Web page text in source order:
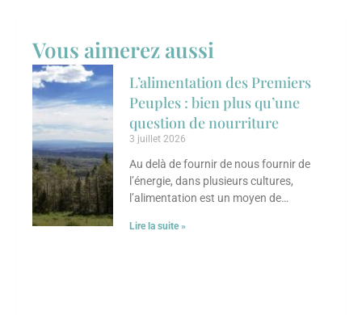
Vous aimerez aussi
L’alimentation des Premiers
Peuples : bien plus qu’une
question de nourriture
3 juillet 2026
Au delà de fournir de nous fournir de
l’énergie, dans plusieurs cultures,
l’alimentation est un moyen de
liens sociaux
Lire la suite »